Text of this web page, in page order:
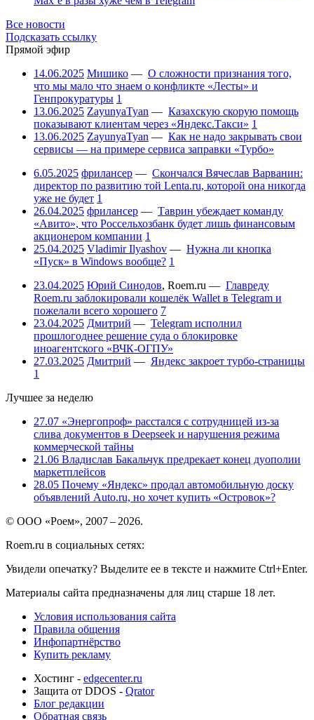
Все новости
Подсказать ссылку
Прямой эфир
14.06.2025 Мишико — О сложности признания того,
что мы мало что знаем о конфликте «Лесты» и
Генпрокуратуры 1
13.06.2025 ZayunyaTyan — Казахскую скорую помощь
показывают клиентам через «Яндекс.Такси» 1
13.06.2025 ZayunyaTyan — Как не надо закрывать свои
сервисы — на примере сервиса заправки «Турбо»
6.05.2025 фрилансер — Скончался Вячеслав Варванин:
директор по развитию той Lenta.ru, которой она никогда
уже не будет 1
26.04.2025 фрилансер — Таврин убеждает команду
«Авито», что Россельхозбанк будет лишь финансовым
акционером компании 1
25.04.2025 Vladimir Ilyashov — Нужна ли кнопка
«Пуск» в Windows вообще? 1
23.04.2025 Юрий Синодов, Roem.ru — Главреду
Roem.ru заблокировали кошелёк Wallet в Telegram и
пожелали всего хорошего 7
23.04.2025 Дмитрий — Telegram исполнил
прошлогоднее решение суда о блокировке
иноагентского «ВЧК-ОГПУ»
27.03.2025 Дмитрий — Яндекс закроет турбо-страницы
1
Лучшее за неделю
27.07 «Энергопроф» расстался с сотрудницей из-за
слива документов в Deepseek и нарушения режима
коммерческой тайны
21.06 Владислав Бакальчук предрекает конец дуополии
маркетплейсов
28.05 Почему «Яндекс» продал автомобильную доску
объявлений Auto.ru, но хочет купить «Островок»?
© ООО «Роем», 2007 – 2026.
Roem.ru в социальных сетях:
Увидели опечатку? Выделите ее в тексте и нажмите Ctrl+Enter.
Материалы сайта предназначены для лиц старше 18 лет.
Условия использования сайта
Правила общения
Инфопартнёрство
Купить рекламу
Хостинг - edgecenter.ru
Защита от DDOS - Qrator
Блог редакции
Обратная связь